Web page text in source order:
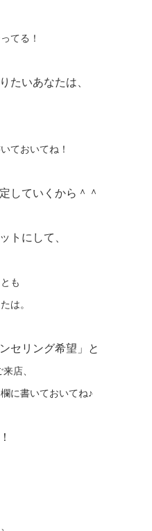
てる！
たいあなたは、
ておいてね！
していくから＾＾
トにして、
も
は。
セリング希望」と
店、
に書いておいてね♪